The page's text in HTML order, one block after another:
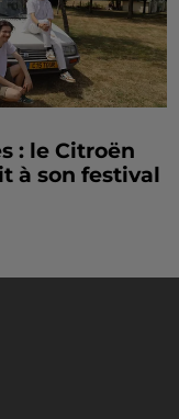
: le Citroën
à son festival